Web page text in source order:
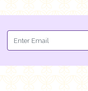
Add to cart